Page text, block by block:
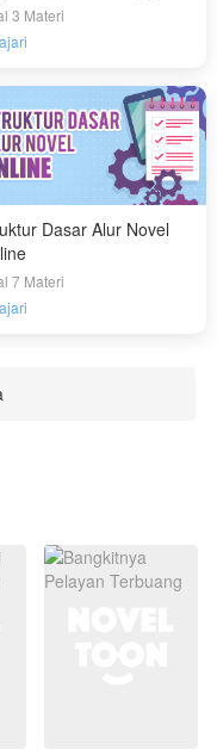
3 Materi
Dasar Alur Novel
7 Materi